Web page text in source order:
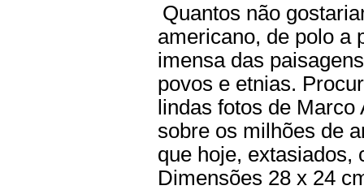
Quantos não
americano, de polo a
imensa das
povos e etnias.
lindas fotos de Marco
sobre os milhões de
que hoje, extasiados,
Dimensões 28 x 24